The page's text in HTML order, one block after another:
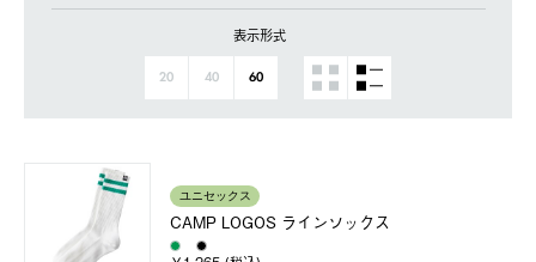
表示形式
20 40 60
ユニセックス
CAMP LOGOS ラインソックス